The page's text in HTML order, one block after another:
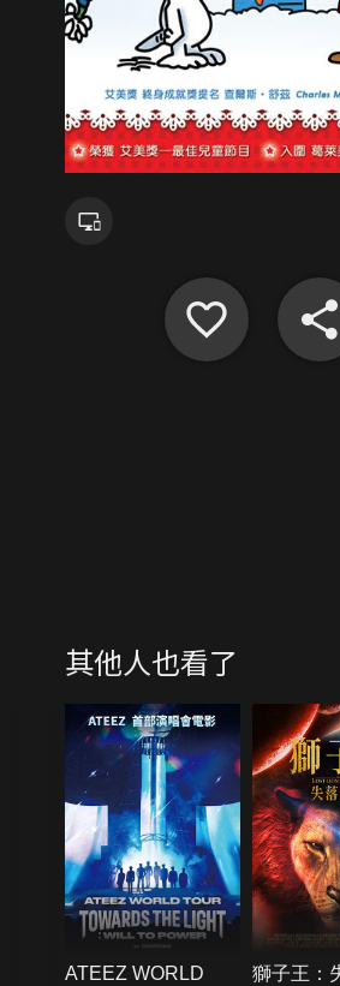
其他人也看了
ATEEZ WORLD
獅子王：